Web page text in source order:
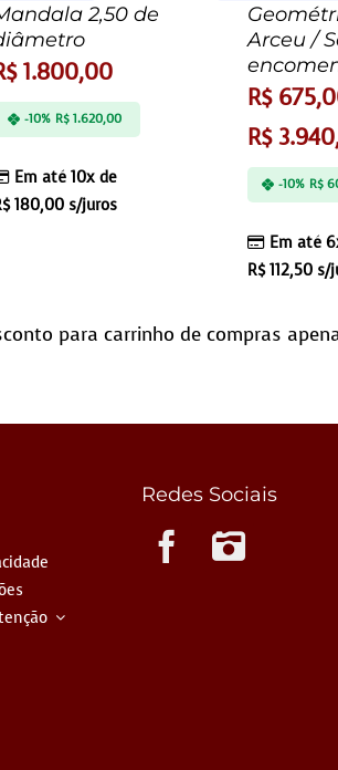
2,50 de
1.800,00
Em até 10x de
180,00 s/juros
-10% R$1.620,00
Arceu /
R$
R$
Em até
R$112,50s/
-10% R$
para carrinho de compras
Redes Sociais